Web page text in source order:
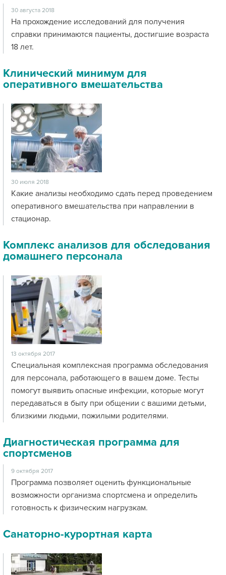
30 августа 2018
На прохождение исследований для получения
справки принимаются пациенты, достигшие возраста
18 лет.
Клинический минимум для
оперативного вмешательства
30 июля 2018
Какие анализы необходимо сдать перед проведением
оперативного вмешательства при направлении в
стационар.
Комплекс анализов для обследования
домашнего персонала
13 октября 2017
Специальная комплексная программа обследования
для персонала, работающего в вашем доме. Тесты
помогут выявить опасные инфекции, которые могут
передаваться в быту при общении с вашими детьми,
близкими людьми, пожилыми родителями.
Диагностическая программа для
спортсменов
9 октября 2017
Программа позволяет оценить функциональные
возможности организма спортсмена и определить
готовность к физическим нагрузкам.
Санаторно-курортная карта